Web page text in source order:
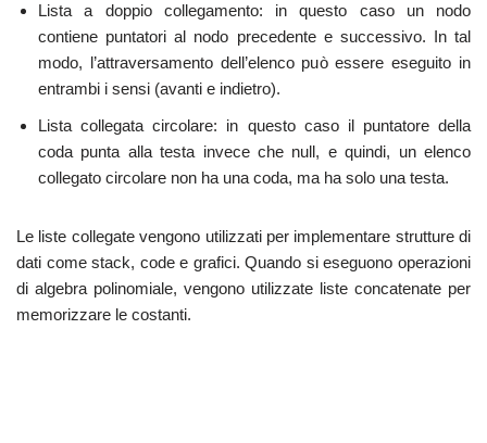
Lista a doppio collegamento: in questo caso un nodo
contiene puntatori al nodo precedente e successivo. In tal
modo, l’attraversamento dell’elenco può essere eseguito in
entrambi i sensi (avanti e indietro).
Lista collegata circolare: in questo caso il puntatore della
coda punta alla testa invece che null, e quindi, un elenco
collegato circolare non ha una coda, ma ha solo una testa.
Le liste collegate vengono utilizzati per implementare strutture di
dati come stack, code e grafici. Quando si eseguono operazioni
di algebra polinomiale, vengono utilizzate liste concatenate per
memorizzare le costanti.